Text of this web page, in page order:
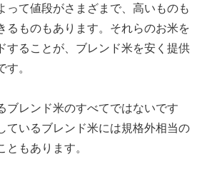
って値段がさまざまで、高いものも
るものもあります。それらのお米を
することが、ブレンド米を安く提供
。
ブレンド米のすべてではないです
ているブレンド米には規格外相当の
もあります。